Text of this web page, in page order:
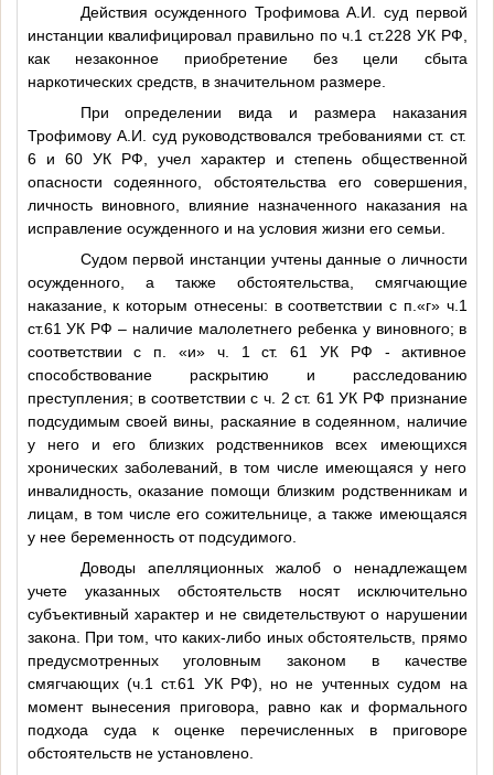
Действия осужденного Трофимова А.И. суд первой
инстанции квалифицировал правильно по ч.1 ст.228 УК РФ,
как незаконное приобретение без цели сбыта
наркотических средств, в значительном размере.
При определении вида и размера наказания
Трофимову А.И. суд руководствовался требованиями ст. ст.
6 и 60 УК РФ, учел характер и степень общественной
опасности содеянного, обстоятельства его совершения,
личность виновного, влияние назначенного наказания на
исправление осужденного и на условия жизни его семьи.
Судом первой инстанции учтены данные о личности
осужденного, а также обстоятельства, смягчающие
наказание, к которым отнесены: в соответствии с п.«г» ч.1
ст.61 УК РФ – наличие малолетнего ребенка у виновного; в
соответствии с п. «и» ч. 1 ст. 61 УК РФ - активное
способствование раскрытию и расследованию
преступления; в соответствии с ч. 2 ст. 61 УК РФ признание
подсудимым своей вины, раскаяние в содеянном, наличие
у него и его близких родственников всех имеющихся
хронических заболеваний, в том числе имеющаяся у него
инвалидность, оказание помощи близким родственникам и
лицам, в том числе его сожительнице, а также имеющаяся
у нее беременность от подсудимого.
Доводы апелляционных жалоб о ненадлежащем
учете указанных обстоятельств носят исключительно
субъективный характер и не свидетельствуют о нарушении
закона. При том, что каких-либо иных обстоятельств, прямо
предусмотренных уголовным законом в качестве
смягчающих (ч.1 ст.61 УК РФ), но не учтенных судом на
момент вынесения приговора, равно как и формального
подхода суда к оценке перечисленных в приговоре
обстоятельств не установлено.